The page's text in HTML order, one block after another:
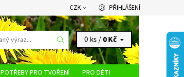
CZK PŘIHLÁŠENÍ
0 ks /0 Kč
POTŘEBY PRO TVOŘENÍ
PRO DĚTI